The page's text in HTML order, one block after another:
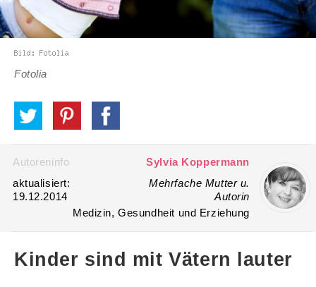
Fotolia
Autoreninfo
Sylvia Koppermann
aktualisiert:
19.12.2014
Mehrfache Mutter u.
Autorin
Medizin, Gesundheit und Erziehung
Kinder sind mit Vätern lauter